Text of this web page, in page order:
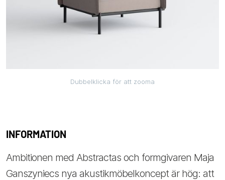
Dubbelklicka för att zooma
INFORMATION
Ambitionen med Abstractas och formgivaren Maja
Ganszyniecs nya akustikmöbelkoncept är hög: att